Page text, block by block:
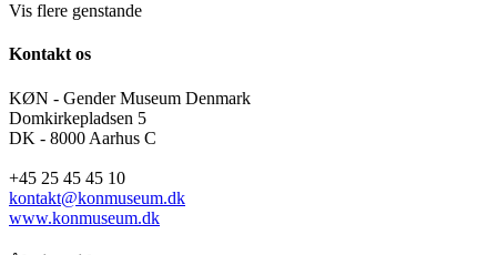
Vis flere genstande
Kontakt os
KØN - Gender Museum Denmark
Domkirkepladsen 5
DK - 8000 Aarhus C
+45 25 45 45 10
kontakt@konmuseum.dk
www.konmuseum.dk